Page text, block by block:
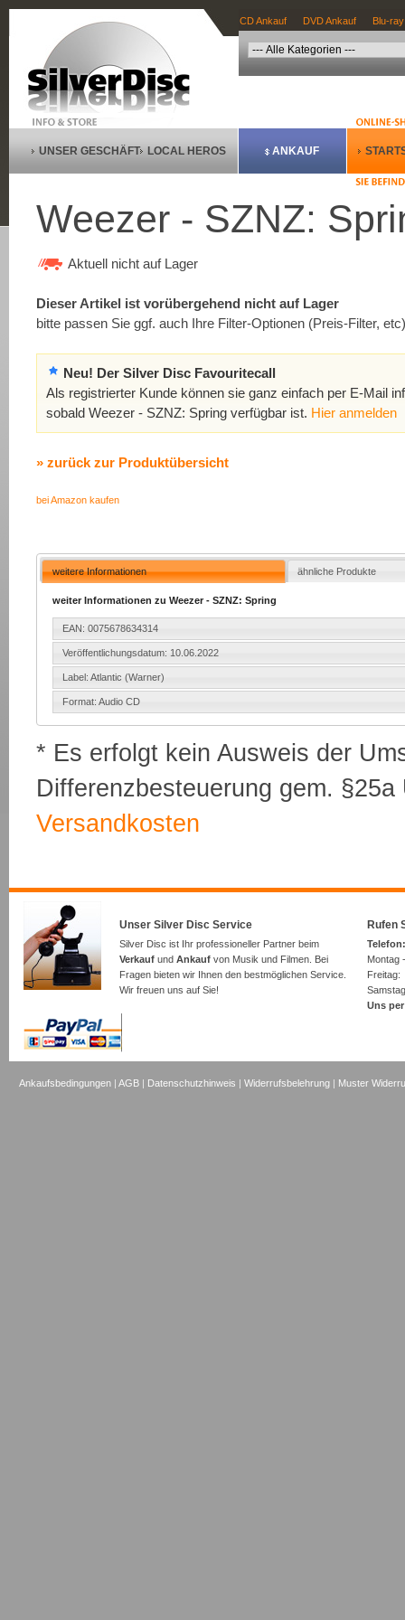
CD Ankauf DVD Ankauf Blu-
UNSER GESCHÄFT LOCAL HEROS ANKAUF
Weezer - SZNZ:
Aktuell nicht auf Lager
Dieser Artikel ist vorübergehend nicht auf Lager
bitte passen Sie ggf. auch Ihre Filter-Optionen (Preis-Filter,
Neu! Der Silver Disc Favouritecall
Als registrierter Kunde können sie ganz einfach per E-Mail
sobald Weezer - SZNZ: Spring verfügbar ist. Hier anmelden
» zurück zur Produktübersicht
bei Amazon kaufen
weitere Informationen ähnliche Produkte
weiter Informationen zu Weezer - SZNZ: Spring
EAN: 0075678634314
Veröffentlichungsdatum: 10.06.2022
Label: Atlantic (Warner)
Format: Audio CD
* Es erfolgt kein Ausweis der
Differenzbesteuerung gem.
Versandkosten
Unser Silver Disc Service
Silver Disc ist Ihr professioneller Partner beim
Verkauf und Ankauf von Musik und Filmen. Bei
Fragen bieten wir Ihnen den bestmöglichen Service.
Wir freuen uns auf Sie!
Rufen
Montag
Uns
Ankaufsbedingungen |AGB | Datenschutzhinweis |Widerrufsbelehrung | Muster